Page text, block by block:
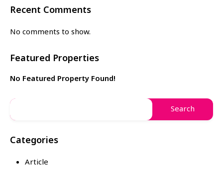
Recent Comments
No comments to show.
Featured Properties
No Featured Property Found!
Categories
Article